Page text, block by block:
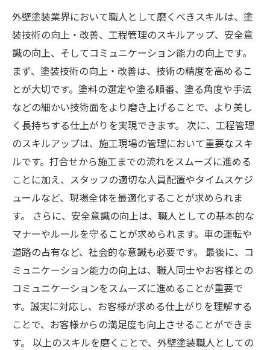
外壁塗装業界において職人として磨くべきスキルは、塗
装技術の向上・改善、工程管理のスキルアップ、安全意
識の向上、そしてコミュニケーション能力の向上です。
まず、塗装技術の向上・改善は、技術の精度を高めるこ
とが大切です。塗料の選定や塗る順番、塗る角度や手法
などの細かい技術面をより磨き上げることで、より美し
く長持ちする仕上がりを実現できます。 次に、工程管理
のスキルアップは、施工現場の管理において重要なスキ
ルです。打合せから施工までの流れをスムーズに進める
ことに加え、スタッフの適切な人員配置やタイムスケジ
ュールなど、現場全体を最適化することが求められま
す。 さらに、安全意識の向上は、職人としての基本的な
マナーやルールを守ることが求められます。車の運転や
道路の占有など、社会的な意識も必要です。 最後に、コ
ミュニケーション能力の向上は、職人同士やお客様との
コミュニケーションをスムーズに進めることが重要で
す。誠実に対応し、お客様が求める仕上がりを理解する
ことで、お客様からの満足度も向上させることができま
す。 以上のスキルを磨くことで、外壁塗装職人としての